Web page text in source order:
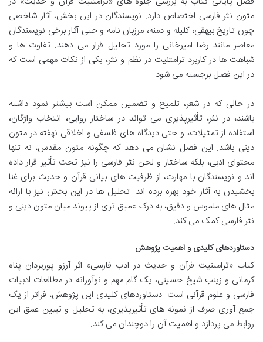
متون نثر فارسی اختصاص دارد. نویسندگان در این بخش، آثار شاخصی
چون تاریخ بیهقی، کلیله و دمنه، مرزبان نامه و حتی آثار برخی نویسندگان
معاصر مانند رضا امیرخانی را مورد تحلیل قرار می دهند. تفاوت ها و
شباهت ها در کاربرد ترامتنیت در نظم و نثر، یکی از نکات مهمی است که
در این فصل برجسته می شود.
در حالی که در شعر، تلمیح و تضمین ممکن است بیشتر نمود داشته
باشند، در نثر، تأثیرپذیری می تواند در ساختار روایی، انتخاب واژگان،
استفاده از تمثیلات، و حتی دیدگاه های فلسفی و اخلاقی نهفته در متون
دینی باشد. این فصل نشان می دهد که چگونه متون مقدس، نه تنها
محتوای ادبی، بلکه ساختار و لحن نثر فارسی را نیز تحت تأثیر قرار داده
اند و نویسندگان با مهارت، از ظرفیت های بیانی قرآن و حدیث برای غنا
بخشیدن به آثار خود بهره برده اند. تحلیل ها در این بخش نیز با ارائه
مثال های ملموس و دقیق، به درک عمیق تری از پیوند میان متون دینی و
نثر فارسی کمک می کند.
دستاوردهای کلیدی و اهمیت پژوهش
کتاب «ترامتنیت قرآن و حدیث در ادب فارسی» اثر آرزو پوریزدان پناه
کرمانی و زینب شیخ حسینی، یک گام مهم و نوآورانه در مطالعات ادبیات
فارسی و علوم قرآنی است. دستاوردهای کلیدی این پژوهش، فراتر از یک
جمع آوری صرف از نمونه های تأثیرپذیری، به تحلیل و تبیین عمق این
روابط می پردازد و اهمیت آن را دوچندان می کند.